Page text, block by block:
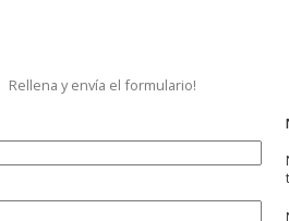
Rellena y envía el formulario!